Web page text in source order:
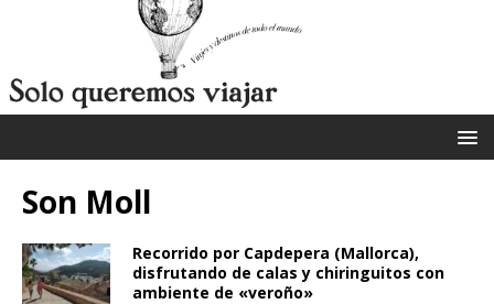
Son Moll
Recorrido por Capdepera (Mallorca),
disfrutando de calas y chiringuitos con
ambiente de «veroño»